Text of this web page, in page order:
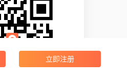
立即注册